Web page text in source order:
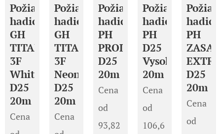
Požiarna
hadica
GH
TITAN
3F
White
D25
20m
Cena
Požiarna
hadica
GH
TITAN
3F
Neon
D25
20m
Cena
Požiarna
hadica
PH
PROLINE
D25
20m
Cena
od
93,82
Požiarna
hadica
PH
D25
Vysokotlaká
20m
Cena
od
106,6
hadica
PH
D25
20m
Cena
od